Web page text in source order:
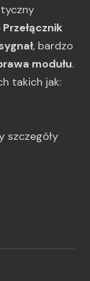
, bardzo
modułu.
takich jak:
szczegóły